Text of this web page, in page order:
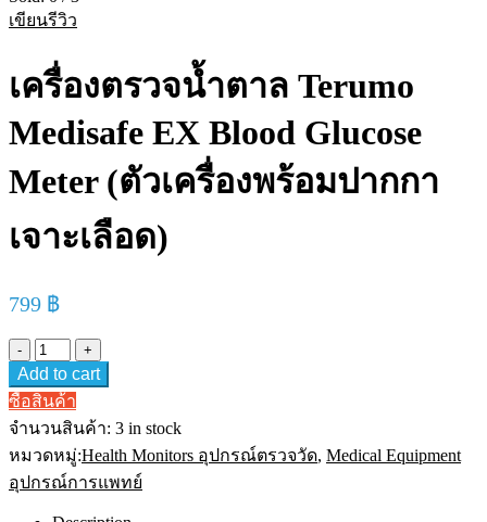
เขียนรีวิว
เครื่องตรวจน้ำตาล Terumo
Medisafe EX Blood Glucose
Meter (ตัวเครื่องพร้อมปากกา
เจาะเลือด)
799 ฿
เครื่อง
ตรวจ
น้ำตาล
Terumo
Medisafe
EX
Blood
Glucose
Add to cart
ซื้อสินค้า
จำนวนสินค้า: 3 in stock
หมวดหมู่:Health Monitors อุปกรณ์ตรวจวัด, Medical Equipment
อุปกรณ์การแพทย์